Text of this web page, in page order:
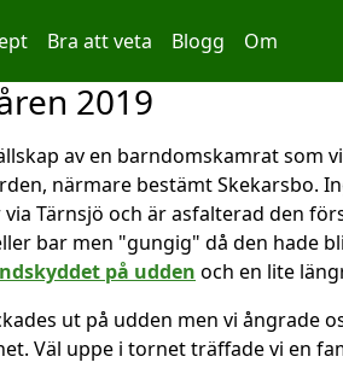
Bra att veta Blogg Om
2019
av en barndomskamrat
närmare bestämt Skekarsbo.
Tärnsjö och är asfalterad den
bar men "gungig" då den hade
på udden och en lite
ut på udden men vi ångrade
Väl uppe i tornet träffade vi en